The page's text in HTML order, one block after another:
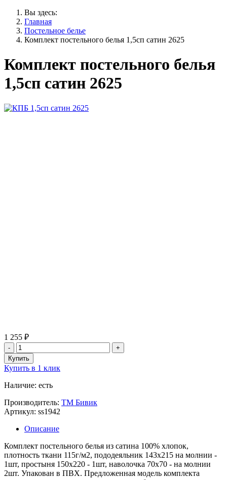
Вы здесь:
Главная
Постельное белье
Комплект постельного белья 1,5сп сатин 2625
Комплект постельного белья
1,5сп сатин 2625
1 255 ₽
Купить в 1 клик
Наличие: есть
Производитель: ТМ Бивик
Артикул: ss1942
Описание
Комплект постельного белья из сатина 100% хлопок,
плотность ткани 115г/м2, пододеяльник 143х215 на молнии -
1шт, простыня 150х220 - 1шт, наволочка 70х70 - на молнии
2шт. Упакован в ПВХ. Предложенная модель комплекта